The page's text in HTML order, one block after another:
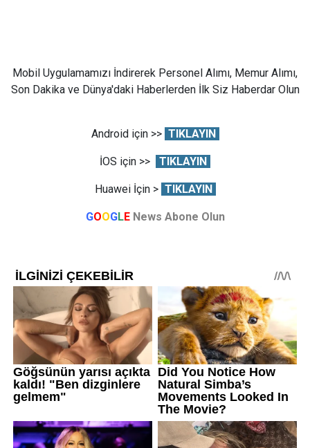
Mobil Uygulamamızı İndirerek Personel Alımı, Memur Alımı,
Son Dakika ve Dünya'daki Haberlerden İlk Siz Haberdar Olun
Android için >> TIKLAYIN
İOS için >> TIKLAYIN
Huawei İçin > TIKLAYIN
GOOGLE News Abone Olun